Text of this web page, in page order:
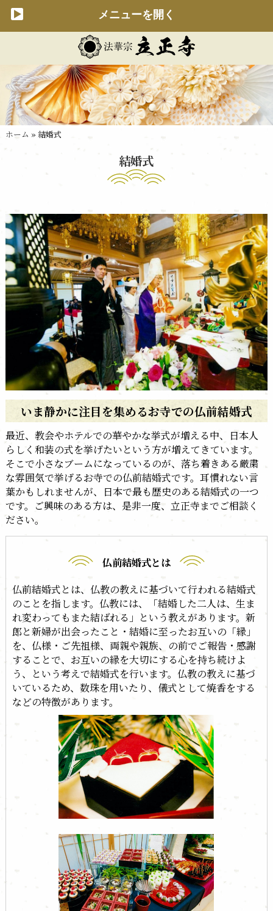
メニューを開く
ホーム » 結婚式
結婚式
いま静かに注目を集めるお寺での仏前結婚式
最近、教会やホテルでの華やかな挙式が増える中、日本人
らしく和装の式を挙げたいという方が増えてきています。
そこで小さなブームになっているのが、落ち着きある厳粛
な雰囲気で挙げるお寺での仏前結婚式です。耳慣れない言
葉かもしれませんが、日本で最も歴史のある結婚式の一つ
です。ご興味のある方は、是非一度、立正寺までご相談く
ださい。
仏前結婚式とは
仏前結婚式とは、仏教の教えに基づいて行われる結婚式
のことを指します。仏教には、「結婚した二人は、生ま
れ変わってもまた結ばれる」という教えがあります。新
郎と新婦が出会ったこと・結婚に至ったお互いの「縁」
を、仏様・ご先祖様、両親や親族、の前でご報告・感謝
することで、お互いの縁を大切にする心を持ち続けよ
う、という考えで結婚式を行います。仏教の教えに基づ
いているため、数珠を用いたり、儀式として焼香をする
などの特徴があります。